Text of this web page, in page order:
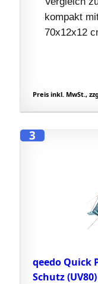
kompakt
70x12x12
Preis inkl. MwSt.,
3
qeedo Quick
Schutz